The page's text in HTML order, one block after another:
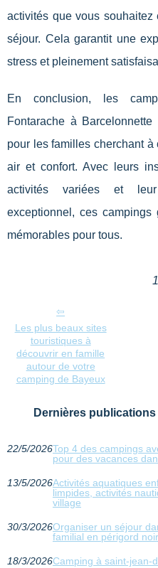
activités que vous souhaitez
séjour. Cela garantit une
stress et pleinement
En conclusion, les
Fontarache à
pour les familles cherchant
air et confort. Avec leurs
activités variées et leur
exceptionnel, ces campings
mémorables pour tous.
Les plus beaux sites
touristiques à
découvrir en famille
autour de votre
camping de Bayeux
Dernières
22/5/2026Top 4 des campings
pour des vacances
13/5/2026Activités aquatiques
limpides, activités
village
30/3/2026Organiser un séjour
familial en périgord noir
18/3/2026Camping à saint-jean-